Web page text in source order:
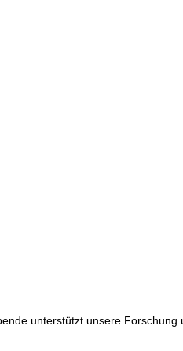
unterstützt unsere Forschung